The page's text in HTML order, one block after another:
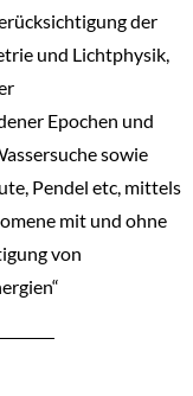
der
und Lichtphysik,
Epochen und
sowie
Pendel etc, mittels
mit und ohne
von